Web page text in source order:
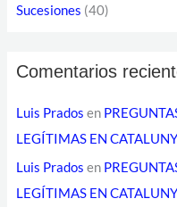
Sucesiones (40)
Comentarios
Luis Prados en
LEGÍTIMAS EN
Luis Prados en
LEGÍTIMAS EN
r